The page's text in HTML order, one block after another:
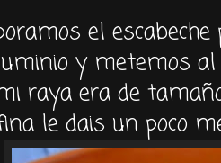
el
y metemos
raya era de
le dais un poco